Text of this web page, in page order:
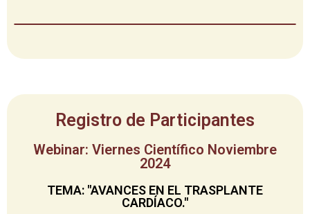
Registro de Participantes
Webinar: Viernes Científico Noviembre
2024
TEMA: "AVANCES EN EL TRASPLANTE
CARDÍACO."